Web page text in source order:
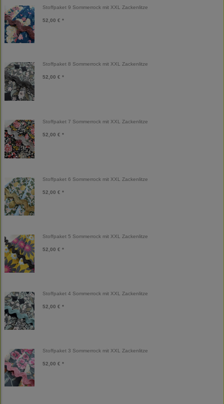
Stoffpaket 9 Sommerrock mit XXL Zackenlitze
52,00 € *
Stoffpaket 8 Sommerrock mit XXL Zackenlitze
52,00 € *
Stoffpaket 7 Sommerrock mit XXL Zackenlitze
52,00 € *
Stoffpaket 6 Sommerrock mit XXL Zackenlitze
52,00 € *
Stoffpaket 5 Sommerrock mit XXL Zackenlitze
52,00 € *
Stoffpaket 4 Sommerrock mit XXL Zackenlitze
52,00 € *
Stoffpaket 3 Sommerrock mit XXL Zackenlitze
52,00 € *